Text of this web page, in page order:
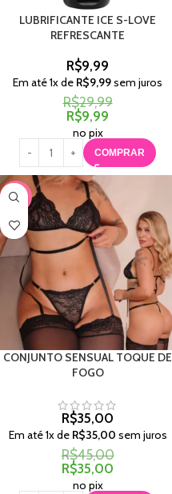
LUBRIFICANTE ICE S-LOVE
REFRESCANTE
R$9,99
Em até1x de R$9,99sem juros
R$29,99
R$9,99
no pix
COMPRAR
-22%
CONJUNTO SENSUAL TOQUE DE
FOGO
R$35,00
Em até1x de R$35,00 sem juros
R$45,00
R$35,00
no pix